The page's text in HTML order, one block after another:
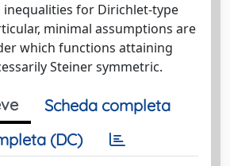
for Dirichlet-type
minimal assumptions are
which functions attaining
Steiner symmetric.
Scheda completa
(DC)